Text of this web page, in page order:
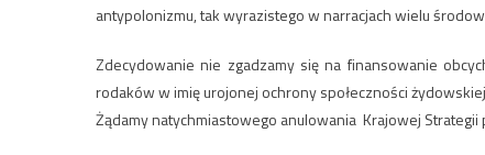
antypolonizmu, tak wyrazistego w narracjach wielu
Zdecydowanie nie zgadzamy się na finansowanie
rodaków w imię urojonej ochrony społeczności
Żądamy natychmiastowego anulowania Krajowej Strategii